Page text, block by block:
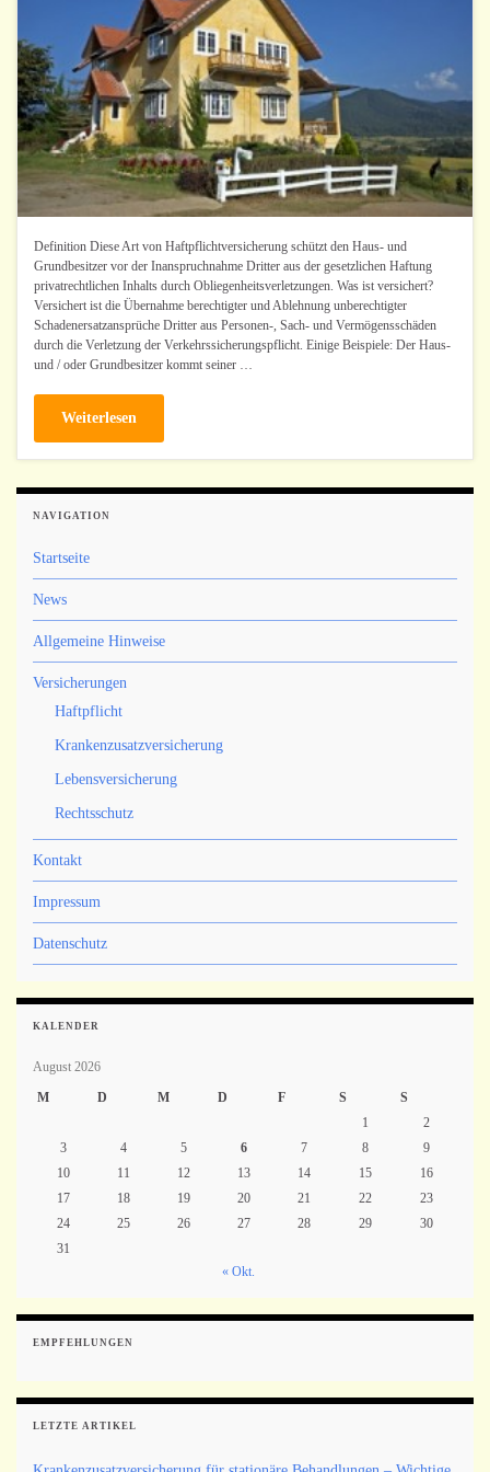
Definition Diese Art von Haftpflichtversicherung schützt den Haus- und
Grundbesitzer vor der Inanspruchnahme Dritter aus der gesetzlichen Haftung
privatrechtlichen Inhalts durch Obliegenheitsverletzungen. Was ist versichert?
Versichert ist die Übernahme berechtigter und Ablehnung unberechtigter
Schadenersatzansprüche Dritter aus Personen-, Sach- und Vermögensschäden
durch die Verletzung der Verkehrssicherungspflicht. Einige Beispiele: Der Haus-
und / oder Grundbesitzer kommt seiner …
Weiterlesen
NAVIGATION
Startseite
News
Allgemeine Hinweise
Versicherungen
Haftpflicht
Krankenzusatzversicherung
Lebensversicherung
Rechtsschutz
Kontakt
Impressum
Datenschutz
KALENDER
August 2026
M
D M D F S
S
1
2
3
4 5 6 7 8
9
10
11 12 13 14 15
16
17
18 19 20 21 22
23
24
25 26 27 28 29
30
31
« Okt.
EMPFEHLUNGEN
LETZTE ARTIKEL